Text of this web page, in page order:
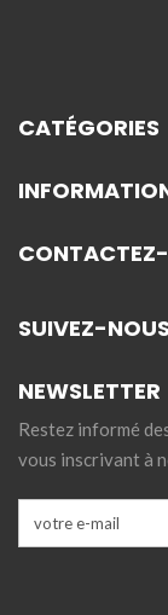
CATÉGORIES
SUIVEZ-NOUS
NEWSLETTER
Restez informé
vous inscrivant à